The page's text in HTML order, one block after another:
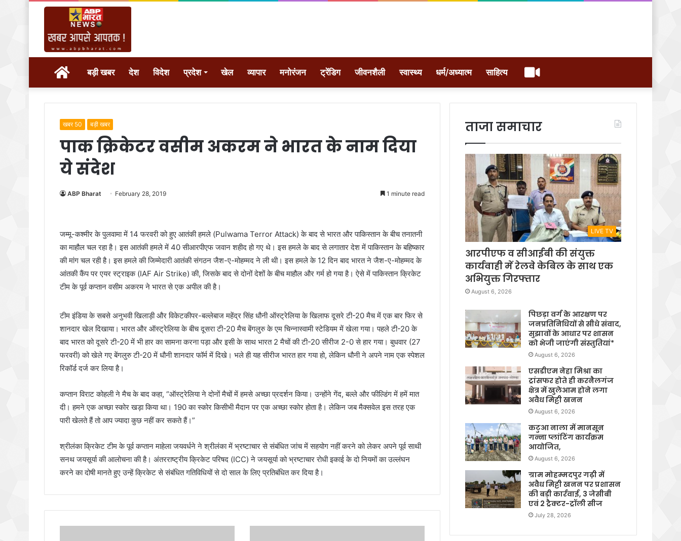
होम बड़ी खबर देश विदेश प्रदेश खेल व्यापार मनोरंजन ट्रेंडिग जीवनशैली स्वास्थ्य धर्म/अध्यात्म साहित्य वीडियो
खबर 50 बड़ी खबर
पाक क्रिकेटर वसीम अकरम ने भारत के नाम दिया
ये संदेश
ABP Bharat February 28, 2019 1 minute read
जम्मू-कश्मीर के पुलवामा में 14 फरवरी को हुए आतंकी हमले (Pulwama Terror Attack) के बाद से भारत और पाकिस्तान के बीच तनातनी
का माहौल चल रहा है। इस आतंकी हमले में 40 सीआरपीएफ जवान शहीद हो गए थे। इस हमले के बाद से लगातार देश में पाकिस्तान के बहिष्कार
की मांग चल रही है। इस हमले की जिम्मेदारी आतंकी संगठन जैश-ए-मोहम्मद ने ली थी। इस हमले के 12 दिन बाद भारत ने जैश-ए-मोहम्मद के
आंतकी कैंप पर एयर स्ट्राइक (IAF Air Strike) की, जिसके बाद से दोनों देशों के बीच माहौल और गर्म हो गया है। ऐसे में पाकिस्तान क्रिकेट
टीम के पूर्व कप्तान वसीम अकरम ने भारत से एक अपील की है।
टीम इंडिया के सबसे अनुभवी खिलाड़ी और विकेटकीपर-बल्लेबाज महेंद्र सिंह धौनी ऑस्ट्रेलिया के खिलाफ दूसरे टी-20 मैच में एक बार फिर से
शानदार खेल दिखाया। भारत और ऑस्ट्रेलिया के बीच दूसरा टी-20 मैच बेंगलुरु के एम चिन्नास्वामी स्टेडियम में खेला गया। पहले टी-20 के
बाद भारत को दूसरे टी-20 में भी हार का सामना करना पड़ा और इसी के साथ भारत 2 मैचों की टी-20 सीरीज 2-0 से हार गया। बुधवार (27
फरवरी) को खेले गए बेंगलुरु टी-20 में धौनी शानदार फॉर्म में दिखे। भले ही यह सीरीज भारत हार गया हो, लेकिन धौनी ने अपने नाम एक स्पेशल
रिकॉर्ड दर्ज कर लिया है।
कप्तान विराट कोहली ने मैच के बाद कहा, “ऑस्ट्रेलिया ने दोनों मैचों में हमसे अच्छा प्रदर्शन किया। उन्होंने गेंद, बल्ले और फील्डिंग में हमें मात
दी। हमने एक अच्छा स्कोर खड़ा किया था। 190 का स्कोर किसीभी मैदान पर एक अच्छा स्कोर होता है। लेकिन जब मैक्सवेल इस तरह एक
पारी खेलते हैं तो आप ज्यादा कुछ नहीं कर सकते हैं।”
श्रीलंका क्रिकेट टीम के पूर्व कप्तान माहेला जयवर्धने ने श्रीलंका में भ्रष्टाचार से संबंधित जांच में सहयोग नहीं करने को लेकर अपने पूर्व साथी
सनथ जयसूर्या की आलोचना की है। अंतरराष्ट्रीय क्रिकेट परिषद (ICC) ने जयसूर्या को भ्रष्टाचार रोधी इकाई के दो नियमों का उल्लंघन
करने का दोषी मानते हुए उन्हें क्रिकेट से संबंधित गतिविधियों से दो साल के लिए प्रतिबंधित कर दिया है।
ताजा समाचार
LIVE TV
आरपीएफ व सीआईबी की संयुक्त
कार्यवाही में रेलवे केबिल के साथ एक
अभियुक्त गिरफ्तार
August 6, 2026
पिछड़ा वर्ग के आरक्षण पर
जनप्रतिनिधियों से सीधे संवाद,
सुझावों के आधार पर शासन
को भेजी जाएंगी संस्तुतियां*
August 6, 2026
एसडीएम नेहा मिश्रा का
ट्रांसफर होते ही करनैलगंज
क्षेत्र में खुलेआम होने लगा
अवैध मिट्टी खनन
August 6, 2026
कटुआ नाला में मानसून
गन्ना प्लांटिंग कार्यक्रम
आयोजित,
August 6, 2026
ग्राम मोहम्मदपुर गढ़ी में
अवैध मिट्टी खनन पर प्रशासन
की बड़ी कार्रवाई, 3 जेसीबी
एवं 2 ट्रैक्टर-ट्रॉली सीज
July 28, 2026